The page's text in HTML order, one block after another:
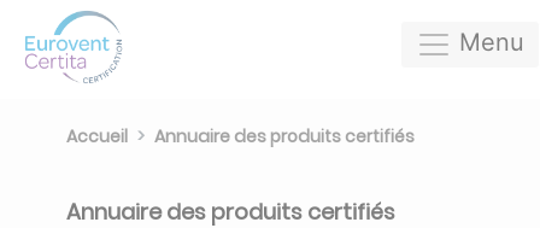
Menu
Accueil Annuaire des produits certifiés
Annuaire des produits certifiés